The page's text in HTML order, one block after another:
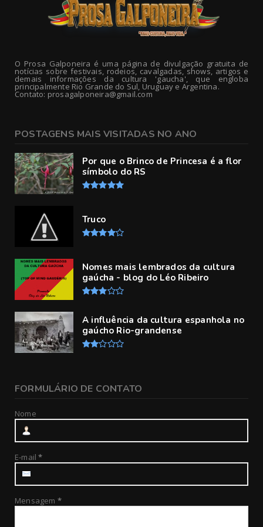
O Prosa Galponeira é uma página de divulgação gratuita de
notícias sobre festivais, rodeios, cavalgadas, shows, artigos e
demais informações da cultura 'gaucha', que engloba
principalmente Rio Grande do Sul, Uruguay e Argentina.
Contato: prosagalponeira@gmail.com
POSTAGENS MAIS VISITADAS NO ANO
Por que o Brinco de Princesa é a flor
símbolo do RS
Truco
Nomes mais lembrados da cultura
gaúcha - blog do Léo Ribeiro
A influência da cultura espanhola no
gaúcho Rio-grandense
FORMULÁRIO DE CONTATO
Nome
E-mail*
Mensagem *